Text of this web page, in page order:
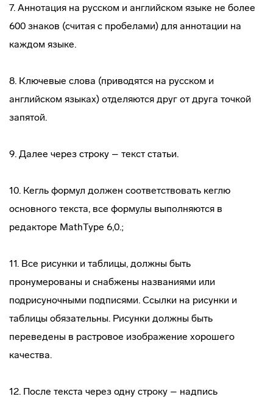
7. Аннотация на русском и английском языке не более
600 знаков (считая с пробелами) для аннотации на
каждом языке.
8. Ключевые слова (приводятся на русском и
английском языках) отделяются друг от друга точкой
запятой.
9. Далее через строку – текст статьи.
10. Кегль формул должен соответствовать кеглю
основного текста, все формулы выполняются в
редакторе MathType 6,0.;
11. Все рисунки и таблицы, должны быть
пронумерованы и снабжены названиями или
подрисуночными подписями. Ссылки на рисунки и
таблицы обязательны. Рисунки должны быть
переведены в растровое изображение хорошего
качества.
12. После текста через одну строку – надпись